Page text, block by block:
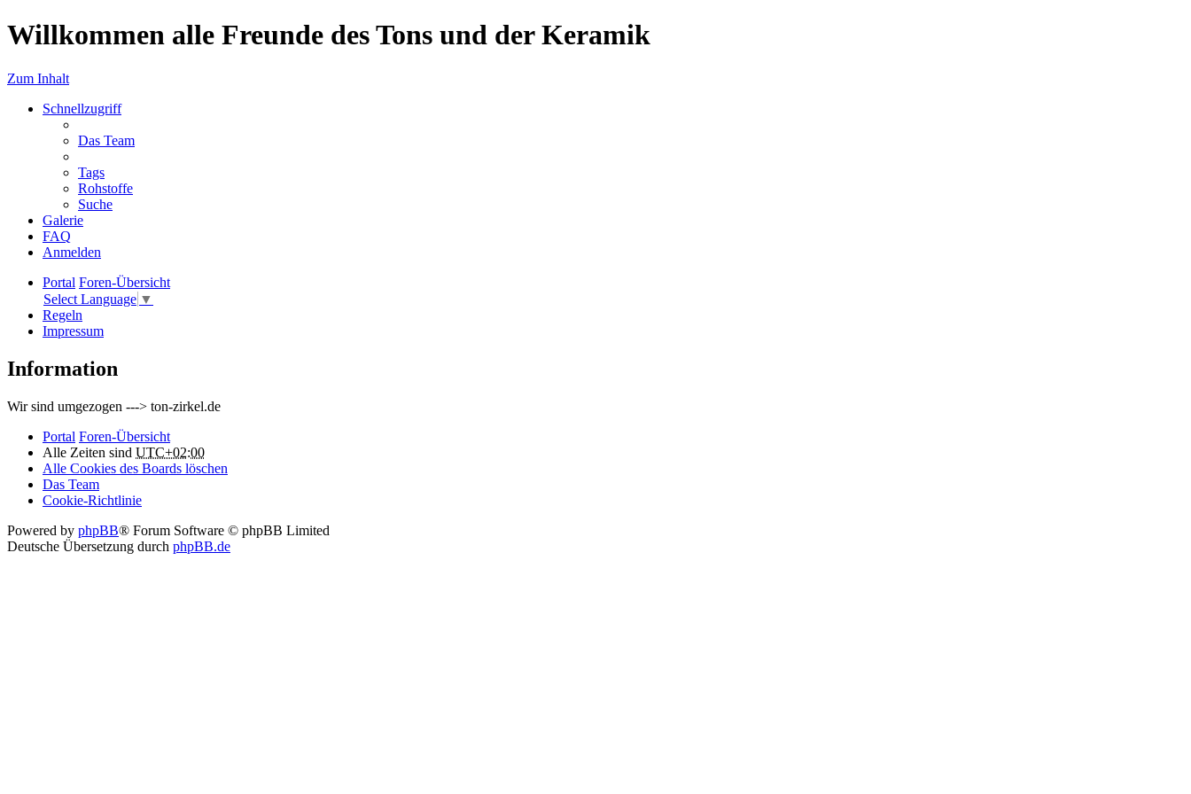
Willkommen alle Freunde des Tons und der Keramik
Zum Inhalt
Schnellzugriff
Das Team
Tags
Rohstoffe
Suche
Galerie
FAQ
Anmelden
Portal Foren-Übersicht
Select Language ▼
Regeln
Impressum
Information
Wir sind umgezogen ---> ton-zirkel.de
Portal Foren-Übersicht
Alle Zeiten sind UTC+02:00
Alle Cookies des Boards löschen
Das Team
Cookie-Richtlinie
Powered by phpBB® Forum Software © phpBB Limited
Deutsche Übersetzung durch phpBB.de